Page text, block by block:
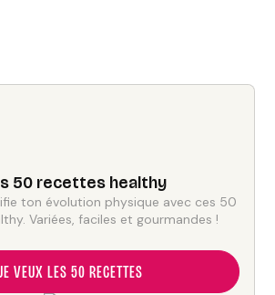
50 recettes healthy
ton évolution physique avec ces 50
Variées, faciles et gourmandes !
JE VEUX LES 50 RECETTES